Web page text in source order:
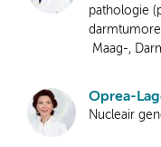
pathologie
Maag-,
Oprea-
Nucleair